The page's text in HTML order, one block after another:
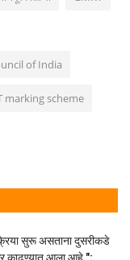
of India
marking scheme
सुरू असताना दुसरीकडे
काढण्यात आला आहे.";